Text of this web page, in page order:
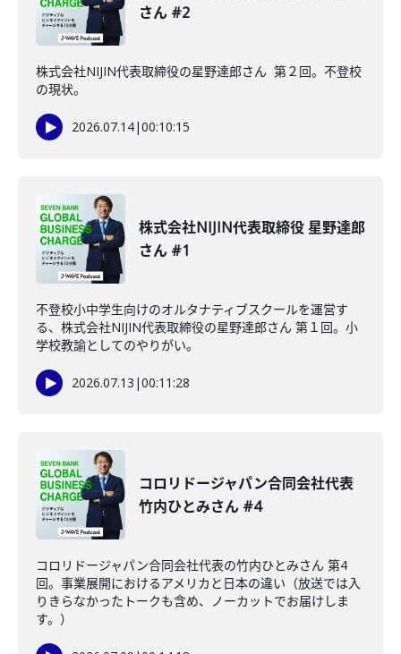
さん #2
株式会社NIJIN代表取締役の星野達郎さん 第２回。不登校
の現状。
2026.07.14|00:10:15
株式会社NIJIN代表取締役 星野達郎
さん #1
不登校小中学生向けのオルタナティブスクールを運営す
る、株式会社NIJIN代表取締役の星野達郎さん 第１回。小
学校教諭としてのやりがい。
2026.07.13 |00:11:28
コロリドージャパン合同会社代表
竹内ひとみさん #4
コロリドージャパン合同会社代表の竹内ひとみさん 第4
回。事業展開におけるアメリカと日本の違い（放送では入
りきらなかったトークも含め、ノーカットでお届けしま
す。）